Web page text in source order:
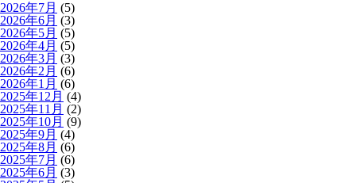
2026年7月 (5)
2026年6月 (3)
2026年5月 (5)
2026年4月 (5)
2026年3月 (3)
2026年2月 (6)
2026年1月 (6)
2025年12月 (4)
2025年11月 (2)
2025年10月 (9)
2025年9月 (4)
2025年8月 (6)
2025年7月 (6)
2025年6月 (3)